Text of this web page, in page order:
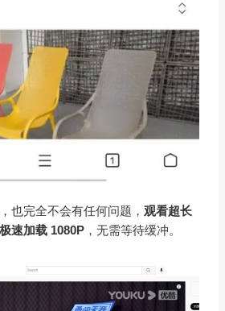
也完全不会有任何问题， 观看超长
速加载 1080P ，无需等待缓冲。